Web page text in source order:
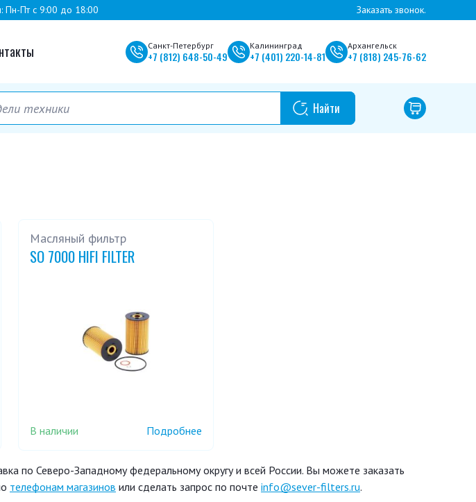
Пн-Пт с 9:00 до 18:00 Заказать звонок.
Санкт-Петербург
+7 (812) 648-50-49
Калининград
+7 (401) 220-14-81
Архангельск
+7 (818) 245-76-62
Масляный фильтр
SO 7000 HIFI FILTER
В наличии Подробнее
по Северо-Западному федеральному округу и всей России. Вы можете заказать
телефонам магазинов или сделать запрос по почте info@sever-filters.ru.